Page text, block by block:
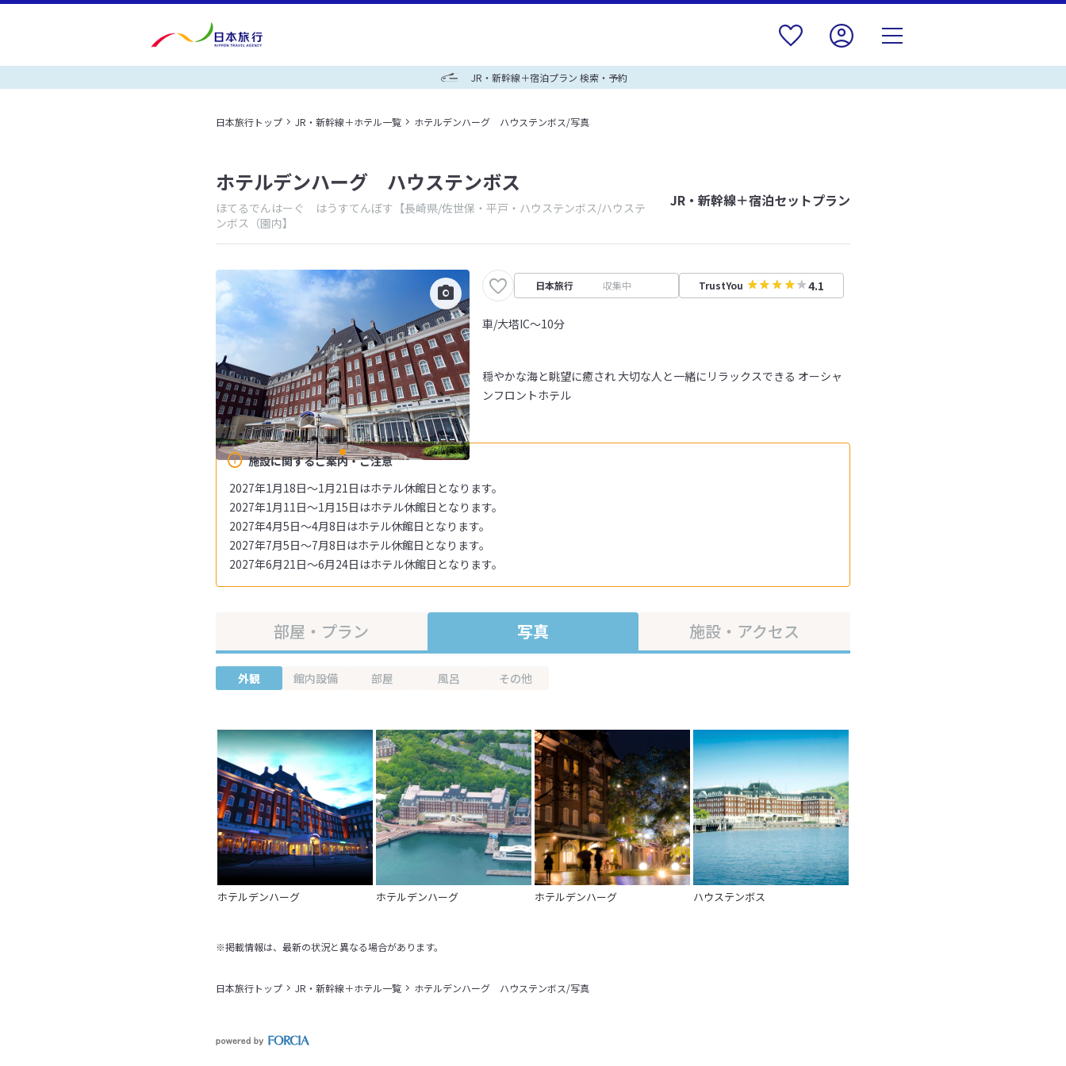
JR・新幹線＋宿泊プラン 検索・予約
日本旅行トップ JR・新幹線＋ホテル一覧 ホテルデンハーグ ハウステンボス/写真
ホテルデンハーグ ハウステンボス
ほてるでんはーぐ はうすてんぼす 【長崎県/佐世保・平戸・ハウステンボス/ハウステ
ンボス（園内】
JR・新幹線＋宿泊セットプラン
日本旅行 収集中 TrustYou 4.1
車/大塔IC～10分
施設に関するご案内・ご注意
2027年1月18日～1月21日はホテル休館日となります。
2027年1月11日～1月15日はホテル休館日となります。
2027年4月5日～4月8日はホテル休館日となります。
2027年7月5日～7月8日はホテル休館日となります。
2027年6月21日～6月24日はホテル休館日となります。
穏やかな海と眺望に癒され 大切な人と一緒にリラックスできる オーシャ
ンフロントホテル
部屋・プラン 写真 施設・アクセス
外観 館内設備 部屋 風呂 その他
ホテルデンハーグ ホテルデンハーグ ホテルデンハーグ ハウステンボス
※掲載情報は、最新の状況と異なる場合があります。
日本旅行トップ JR・新幹線＋ホテル一覧 ホテルデンハーグ ハウステンボス/写真